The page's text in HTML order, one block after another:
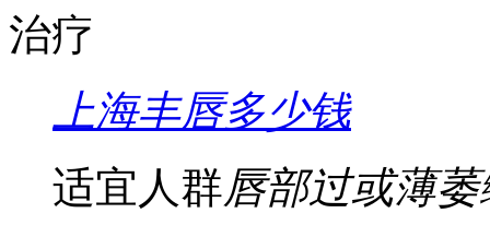
治疗
上海丰唇多少钱
适宜人群唇部过或薄